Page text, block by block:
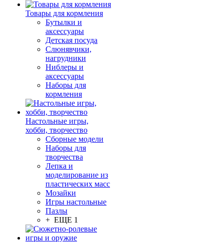
Товары для кормления
Бутылки и
аксессуары
Детская посуда
Слюнявчики,
нагрудники
Ниблеры и
аксессуары
Наборы для
кормления
Настольные игры,
хобби, творчество
Сборные модели
Наборы для
творчества
Лепка и
моделирование из
пластических масс
Мозайки
Игры настольные
Пазлы
+ ЕЩЕ 1